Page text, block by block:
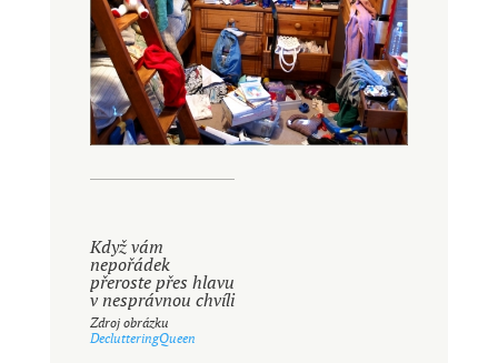
Když vám
nepořádek
přeroste přes hlavu
v nesprávnou chvíli
Zdroj obrázku
DeclutteringQueen